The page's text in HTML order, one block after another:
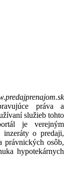
práva a
služieb tohto
je verejným
inzeráty o predaji,
právnických osôb,
hypotekárnych